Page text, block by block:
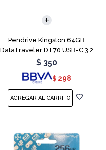
Pendrive Kingston 64GB
DataTraveler DT70 USB-C 3.2
$ 350
$ 298